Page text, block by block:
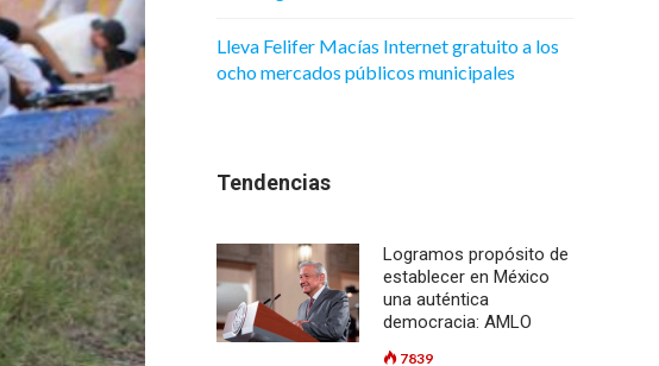
Lleva Felifer Macías Internet gratuito a los
ocho mercados públicos municipales
Tendencias
Logramos propósito de
establecer en México
una auténtica
democracia: AMLO
7839